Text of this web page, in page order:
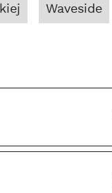
Waveside